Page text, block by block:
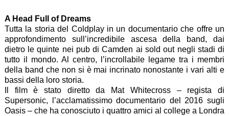
A Head Full of Dreams
Tutta la storia del Coldplay in un documentario che offre un
approfondimento sull’incredibile ascesa della band, dai
dietro le quinte nei pub di Camden ai sold out negli stadi di
tutto il mondo. Al centro, l’incrollabile legame tra i membri
della band che non si è mai incrinato nonostante i vari alti e
bassi della loro storia.
Il film è stato diretto da Mat Whitecross – regista di
Supersonic, l’acclamatissimo documentario del 2016 sugli
Oasis – che ha conosciuto i quattro amici al college a Londra